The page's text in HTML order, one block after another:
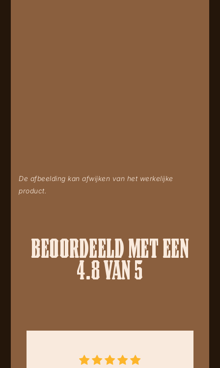
De afbeelding kan afwijken van het werkelijke
product.
BEOORDEELD MET EEN
4.8 VAN 5